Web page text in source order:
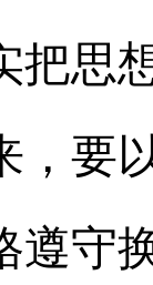
把思
，要
遵守